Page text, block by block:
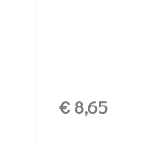
€ 8,65